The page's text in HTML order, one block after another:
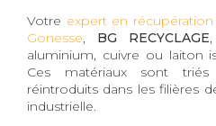
Votre expert en
Gonesse, BG RECYCLAGE
aluminium, cuivre ou laiton
Ces matériaux sont
réintroduits dans les filières
industrielle.